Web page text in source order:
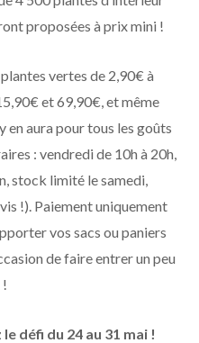
proposées à prix mini !
vertes de 2,90€ à
et 69,90€, et même
aura pour tous les goûts
: vendredi de 10h à 20h,
stock limité le samedi,
!). Paiement uniquement
vos sacs ou paniers
de faire entrer un peu
défi du 24 au 31 mai !